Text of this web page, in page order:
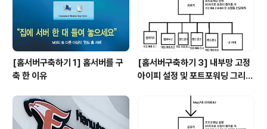
[홈서버구축하기 1] 홈서버를 구
축 한 이유
[홈서버구축하기 3] 내부망 고정
아이피 설정 및 포트포워딩 그리고